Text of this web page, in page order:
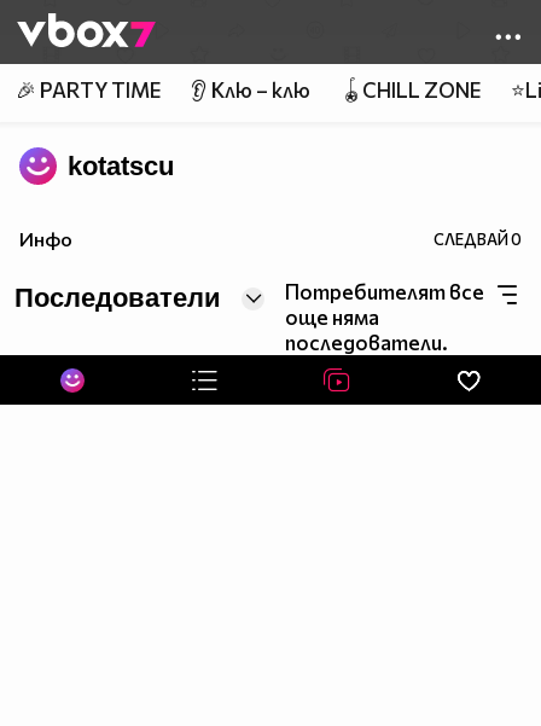
👾
🎉 PARTY TIME 👂 Клю – клю 🪀CHILL ZONE
kotatscu
Инфо СЛЕДВАЙ0
Последователи
Потребителят все
още няма
последователи.